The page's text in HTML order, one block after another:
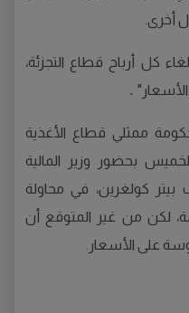
أخرى.
كل أرباح قطاع التجزئة،
.
ممثلي قطاع الأغذية
بحضور وزير المالية
بيتر كولغرين، في محاولة
لكن من غير المتوقع أن
على الأسعار.